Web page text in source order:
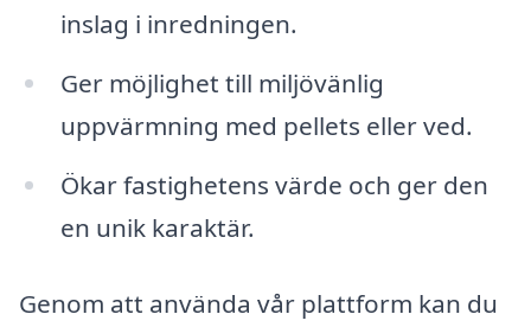
inslag i inredningen.
Ger möjlighet till miljövänlig
uppvärmning med pellets eller ved.
Ökar fastighetens värde och ger den
en unik karaktär.
Genom att använda vår plattform kan du